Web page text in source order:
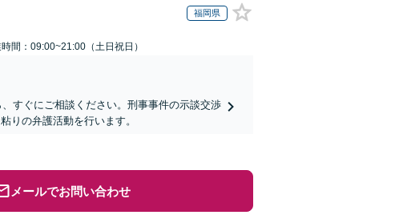
福岡県
間：09:00~21:00（土日祝日）
すぐにご相談ください。刑事事件の示談交渉
りの弁護活動を行います。
メールでお問い合わせ